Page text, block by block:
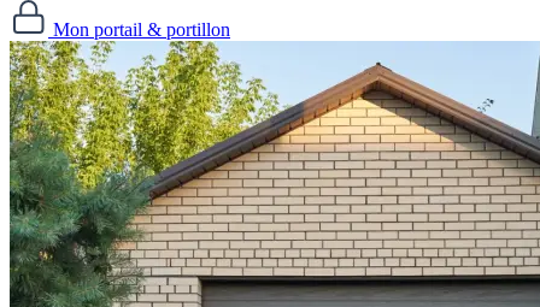
Mon portail & portillon